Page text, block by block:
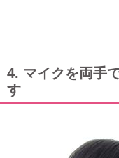
4. マイクを両手
す